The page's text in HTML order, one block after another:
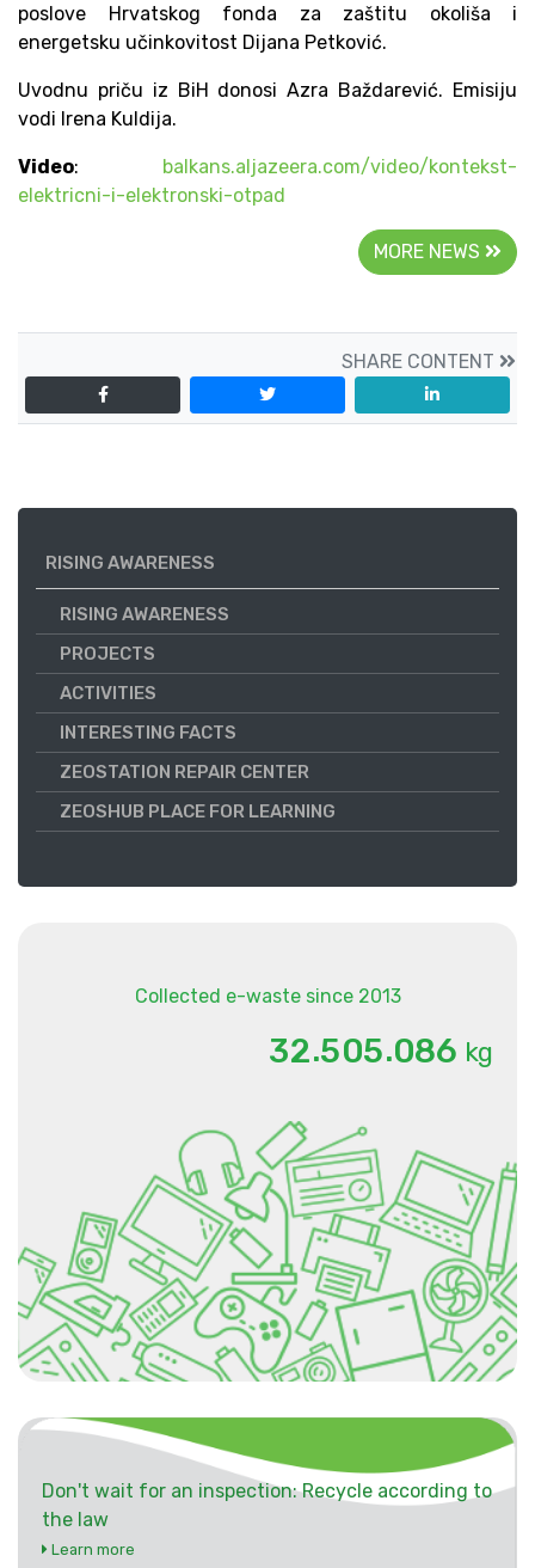
poslove Hrvatskog fonda za zaštitu okoliša i
energetsku učinkovitost Dijana Petković.
Uvodnu priču iz BiH donosi Azra Baždarević. Emisiju
vodi Irena Kuldija.
Video: balkans.aljazeera.com/video/kontekst-
elektricni-i-elektronski-otpad
MORE NEWS
SHARE CONTENT
RISING AWARENESS
RISING AWARENESS
PROJECTS
ACTIVITIES
INTERESTING FACTS
ZEOSTATION REPAIR CENTER
ZEOSHUB PLACE FOR LEARNING
Collected e-waste since 2013
32.505.086 kg
Don't wait for an inspection: Recycle according to
the law
Learn more